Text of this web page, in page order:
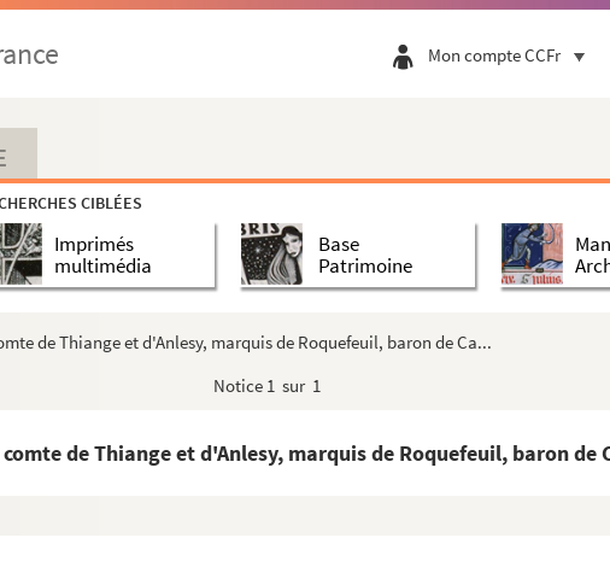
Mon compte CCFr
CIBLÉES
Imprimés
multimédia
Base
Patrimoine
de Thiange et d'Anlesy, marquis de Roquefeuil, baron de Ca...
Notice 1 sur 1
de Thiange et d'Anlesy, marquis de Roquefeuil, baron de
Demargueritte.
royale n° 107.
Teissier et MM. Galière, Bonifas et Étien...